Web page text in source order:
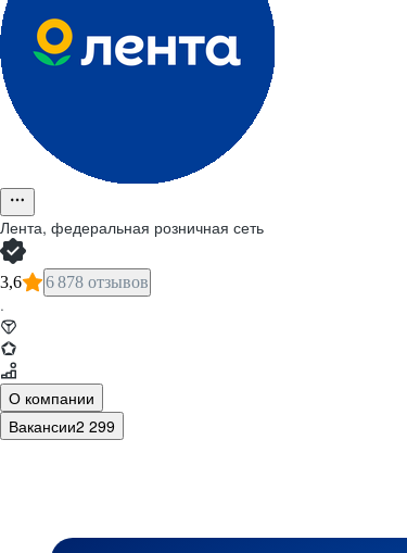
Лента, федеральная розничная сеть
3,6 6 878 отзывов
·
О компании
Вакансии2 299